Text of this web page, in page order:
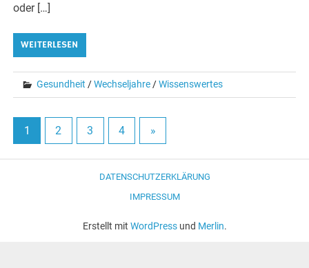
oder […]
WEITERLESEN
Gesundheit /Wechseljahre /Wissenswertes
1 2 3 4 »
DATENSCHUTZERKLÄRUNG
IMPRESSUM
Erstellt mit WordPressund Merlin.